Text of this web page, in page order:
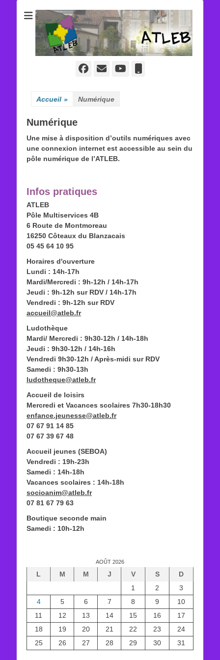
ATLEB
Facebook
E-
YouTube
Accueil » Numérique
Numérique
Une mise à disposition d’outils numériques avec
une connexion internet est accessible au sein du
pôle numérique de l’ATLEB.
Infos pratiques
ATLEB
Pôle Multiservices 4B
6 Route de Montmoreau
16250 Côteaux du Blanzacais
05 45 64 10 95
Horaires d'ouverture
Lundi : 14h-17h
Mardi/Mercredi : 9h-12h / 14h-17h
Jeudi : 9h-12h sur RDV / 14h-17h
Vendredi : 9h-12h sur RDV
accueil@atleb.fr
Ludothèque
Mardi/ Mercredi : 9h30-12h / 14h-18h
Jeudi : 9h30-12h / 14h-16h
Vendredi 9h30-12h / Après-midi sur RDV
Samedi : 9h30-13h
ludotheque@atleb.fr
Accueil de loisirs
Mercredi et Vacances scolaires 7h30-18h30
enfance.jeunesse@atleb.fr
07 67 91 14 85
07 67 39 67 48
Accueil jeunes (SEBOA)
Vendredi : 19h-23h
Samedi : 14h-18h
Vacances scolaires : 14h-18h
socioanim@atleb.fr
07 81 67 79 63
Boutique seconde main
Samedi : 10h-12h
AOÛT 2026
L M M J V S
D
1
2
3
4
5 6 7 8 9
10
11
12 13 14 15 16
17
18
19 20 21 22 23
24
25
26 27 28 29 30 31